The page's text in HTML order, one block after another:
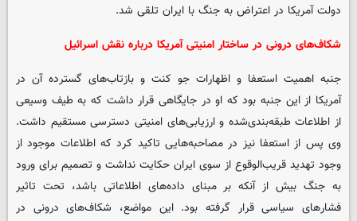
دولت آمریکا در اعتراض به جنگ با ایران تلقی شد.
شکاف‌های درونی در ساختار امنیتی آمریکا درباره نقش اسرائیل
جنبه اهمیت استعفا و اظهارات جو کنت و بازتاب‌های گسترده آن در
آمریکا از این جنبه بود که او در جایگاهی قرار داشت که به طیف وسیعی
از اطلاعات طبقه‌بندی‌شده و ارزیابی‌های امنیتی دسترسی مستقیم داشت.
وی پس از استعفا نیز در مصاحبه‌هایی تاکید کرد که اطلاعات موجود از
وجود تهدید قریب‌الوقوع از سوی ایران حکایت نداشت و تصمیم برای ورود
به جنگ بیش از آنکه بر مبنای داده‌های اطلاعاتی باشد، تحت تاثیر
فشارهای سیاسی قرار گرفته بود. این مواضع، شکاف‌های درونی در